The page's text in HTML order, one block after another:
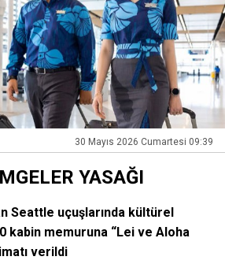
30 Mayıs 2026 Cumartesi 09:39
YASAĞI
Seattle uçuşlarında kültürel
kabin memuruna “Lei ve Aloha
verildi